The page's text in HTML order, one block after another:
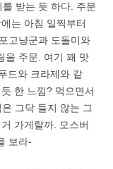
받는 듯 하다. 주문
는 아침 일찍부터
고냥군과 도돌미와
을 주문. 여기 꽤 맛
드와 크라제와 같
한 느낌? 먹으면서
은 그닥 들지 않는 그
가게랄까. 모스버
보라-